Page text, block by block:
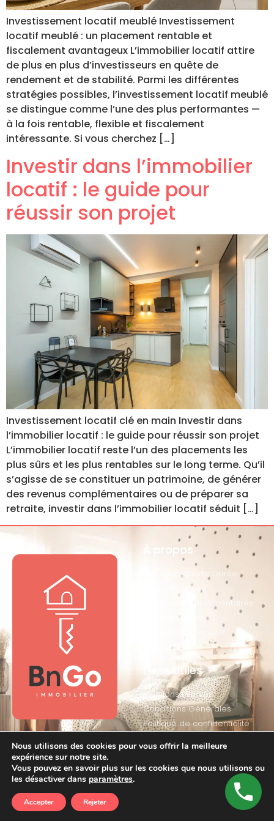
Investissement locatif meublé Investissement
locatif meublé : un placement rentable et
fiscalement avantageux L’immobilier locatif attire
de plus en plus d’investisseurs en quête de
rendement et de stabilité. Parmi les différentes
stratégies possibles, l’investissement locatif meublé
se distingue comme l’une des plus performantes —
à la fois rentable, flexible et fiscalement
intéressante. Si vous cherchez […]
Investir dans l’immobilier
locatif : le guide pour
réussir son projet
Investissement locatif clé en main Investir dans
l’immobilier locatif : le guide pour réussir son projet
L’immobilier locatif reste l’un des placements les
plus sûrs et les plus rentables sur le long terme. Qu’il
s’agisse de se constituer un patrimoine, de générer
des revenus complémentaires ou de préparer sa
retraite, investir dans l’immobilier locatif séduit […]
À propos
Location Courte Durée
Investissement
Services Complémentaires
Nos logements
Contact
Liens utiles
Mentions Légales
Conditions Générales
Politique de confidentialité
Nous utilisons des cookies pour vous offrir la meilleure
expérience sur notre site.
Vous pouvez en savoir plus sur les cookies que nous utilisons ou
les désactiver dans paramètres.
Accepter Rejeter